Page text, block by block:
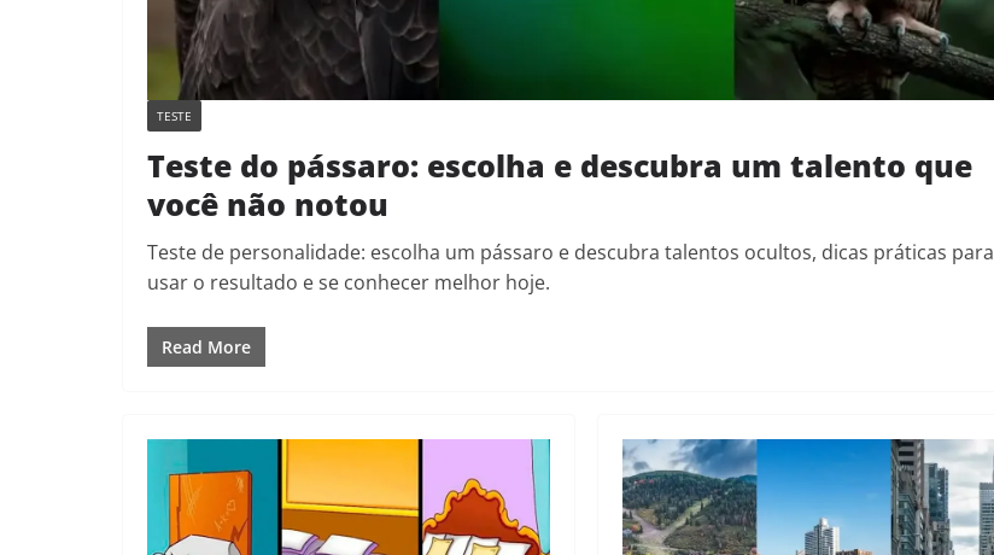
TESTE
Teste do pássaro: escolha e descubra um talento que
você não notou
Teste de personalidade: escolha um pássaro e descubra talentos ocultos, dicas práticas para
usar o resultado e se conhecer melhor hoje.
Read More